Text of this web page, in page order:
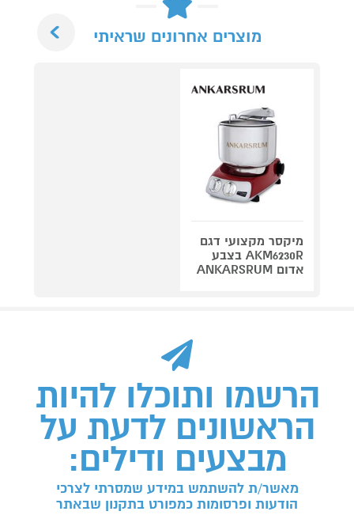
מוצרים אחרונים שראיתי
מיקסר מקצועי דגם
AKM6230R בצבע
אדום ANKARSRUM
הרשמו ותוכלו להיות
הראשונים לדעת על
מבצעים ודילים:
מאשר/ת להשתמש במידע שמסרתי לצרכי
הודעות ופרסומות כמפורט בתקנון שבאתר